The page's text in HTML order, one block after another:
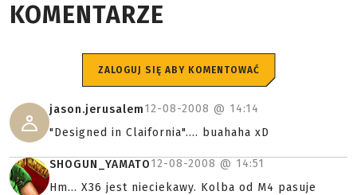
KOMENTARZE
ZALOGUJ SIĘ ABY KOMENTOWAĆ
jason.jerusalem12-08-2008 @ 14:14
"Designed in Claifornia".... buahaha xD
SHOGUN_YAMATO12-08-2008 @ 14:51
Hm... X36 jest nieciekawy. Kolba od M4 pasuje